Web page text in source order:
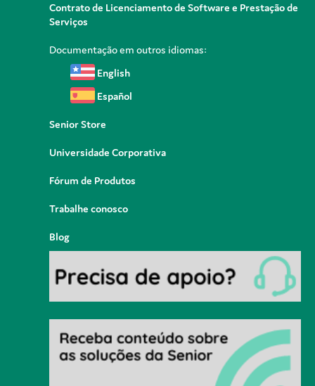
Contrato de Licenciamento de Software e Prestação de
Serviços
Documentação em outros idiomas:
English
Español
Senior Store
Universidade Corporativa
Fórum de Produtos
Trabalhe conosco
Blog